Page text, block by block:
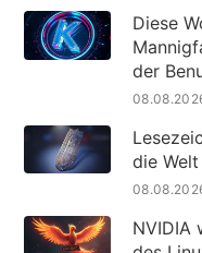
Diese
der
die
NVIDIA